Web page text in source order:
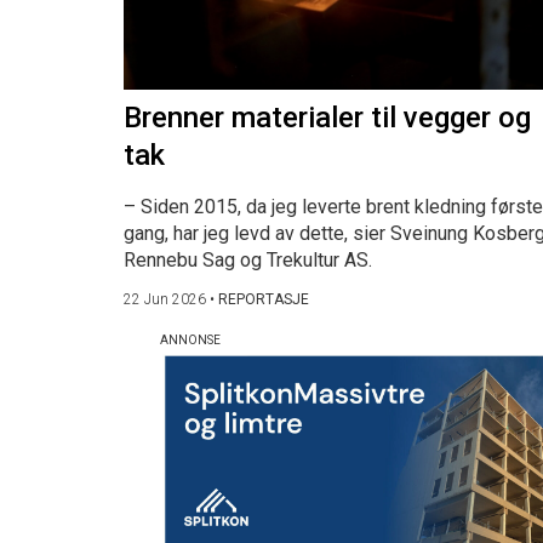
Brenner materialer til vegger og
tak
– Siden 2015, da jeg leverte brent kledning første
gang, har jeg levd av dette, sier Sveinung
Rennebu Sag og Trekultur AS.
22 Jun 2026 • REPORTASJE